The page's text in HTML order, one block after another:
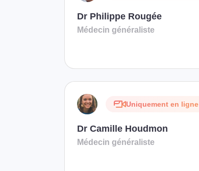
Dr Philippe Rougée
Médecin généraliste
Uniquement en ligne
Dr Camille Houdmon
Médecin généraliste